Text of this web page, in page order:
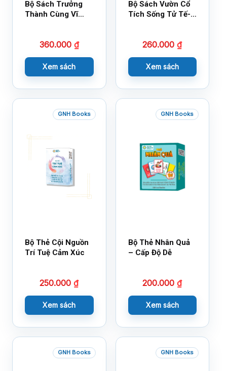
Bộ Sách Trưởng
Thành Cùng Vĩ
360.000 ₫
Xem sách
Bộ Sách Vườn Cổ
Tích Sống Tử Tế-
260.000₫
Xem sách
GNH Books
Bộ Thẻ Cội Nguồn
Trí Tuệ Cảm Xúc
250.000₫
Xem sách
GNH Books
Bộ Thẻ Nhân Quả
– Cấp Độ Dễ
200.000₫
Xem sách
GNH Books GNH Books